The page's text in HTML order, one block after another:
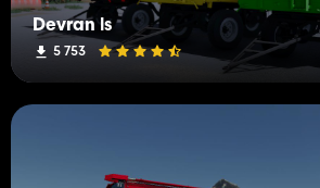
Devran İs
5 753